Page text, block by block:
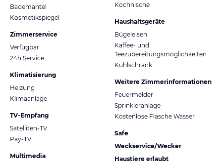
Bademantel
Kosmetikspiegel
Zimmerservice
Verfügbar
24h Service
Klimatisierung
Heizung
Klimaanlage
TV-Empfang
Satelliten-TV
Pay-TV
Multimedia
Kochnische
Haushaltsgeräte
Bügeleisen
Kaffee- und
Teezubereitungsmöglichkeiten
Kühlschrank
Weitere Zimmerinformationen
Feuermelder
Sprinkleranlage
Kostenlose Flasche Wasser
Safe
Weckservice/Wecker
Haustiere erlaubt